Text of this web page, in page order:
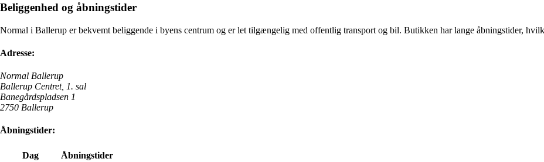
Beliggenhed og åbningstider
Normal i Ballerup er bekvemt beliggende i byens centrum og er let tilgængelig med offentlig transport og bil. Butikken har lange åbningstider,
Adresse:
Normal Ballerup
Ballerup Centret, 1. sal
Banegårdspladsen 1
2750 Ballerup
Åbningstider:
Dag
Åbningstider